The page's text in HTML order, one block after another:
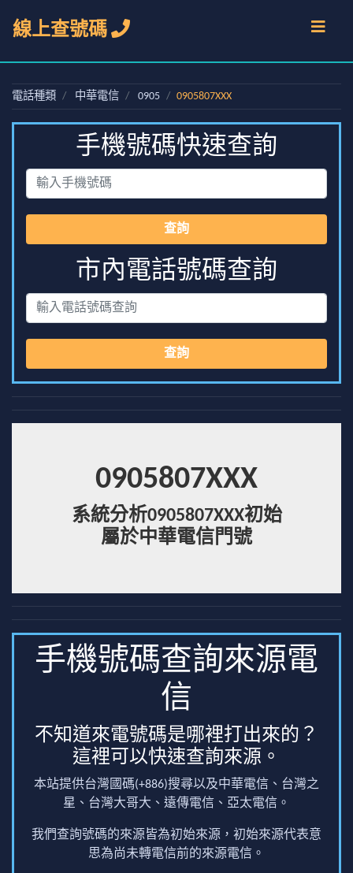
線上查號碼
電話種類 中華電信 0905 0905807XXX
手機號碼快速查詢
查詢
市內電話號碼查詢
查詢
0905807XXX
系統分析0905807XXX初始
屬於中華電信門號
手機號碼查詢來源電
信
不知道來電號碼是哪裡打出來的？
這裡可以快速查詢來源。
本站提供台灣國碼(+886)搜尋以及中華電信、台灣之
星、台灣大哥大、遠傳電信、亞太電信。
我們查詢號碼的來源皆為初始來源，初始來源代表意
思為尚未轉電信前的來源電信。